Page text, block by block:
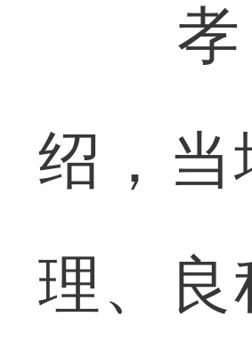
孝昌
绍，当
理、良